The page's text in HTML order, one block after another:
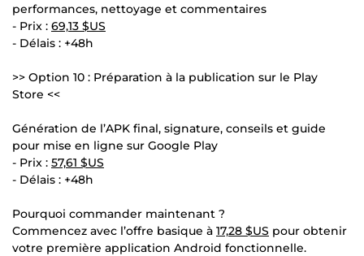
performances, nettoyage et commentaires
- Prix : 69,13 $US
- Délais : +48h
>> Option 10 : Préparation à la publication sur le Play
Store <<
Génération de l’APK final, signature, conseils et guide
pour mise en ligne sur Google Play
- Prix : 57,61 $US
- Délais : +48h
Pourquoi commander maintenant ?
Commencez avec l’offre basique à 17,28 $US pour obtenir
votre première application Android fonctionnelle.